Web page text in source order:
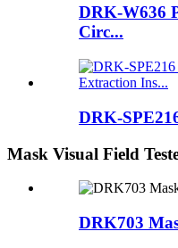
DRK-W636
Circ...
DRK-
Mask Visual Field
DRK703